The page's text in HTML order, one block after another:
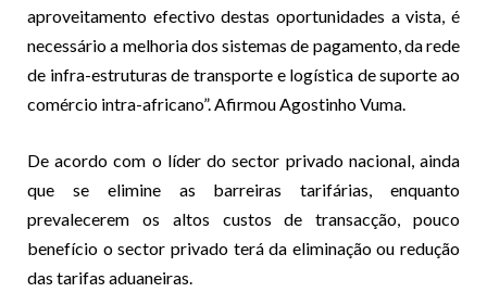
aproveitamento efectivo destas oportunidades a vista, é
necessário a melhoria dos sistemas de pagamento, da rede
de infra-estruturas de transporte e logística de suporte ao
comércio intra-africano”. Afirmou Agostinho Vuma.
De acordo com o líder do sector privado nacional, ainda
que se elimine as barreiras tarifárias, enquanto
prevalecerem os altos custos de transacção, pouco
benefício o sector privado terá da eliminação ou redução
das tarifas aduaneiras.